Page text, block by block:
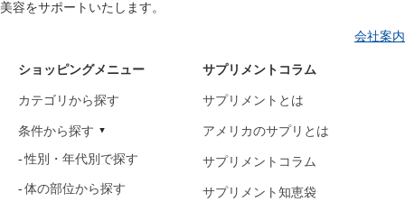
美容をサポートいたします。
会社案内
ショッピングメニュー
カテゴリから探す
条件から探す
性別・年代別で探す
体の部位から探す
サプリメントコラム
サプリメントとは
アメリカのサプリとは
サプリメントコラム
サプリメント知恵袋